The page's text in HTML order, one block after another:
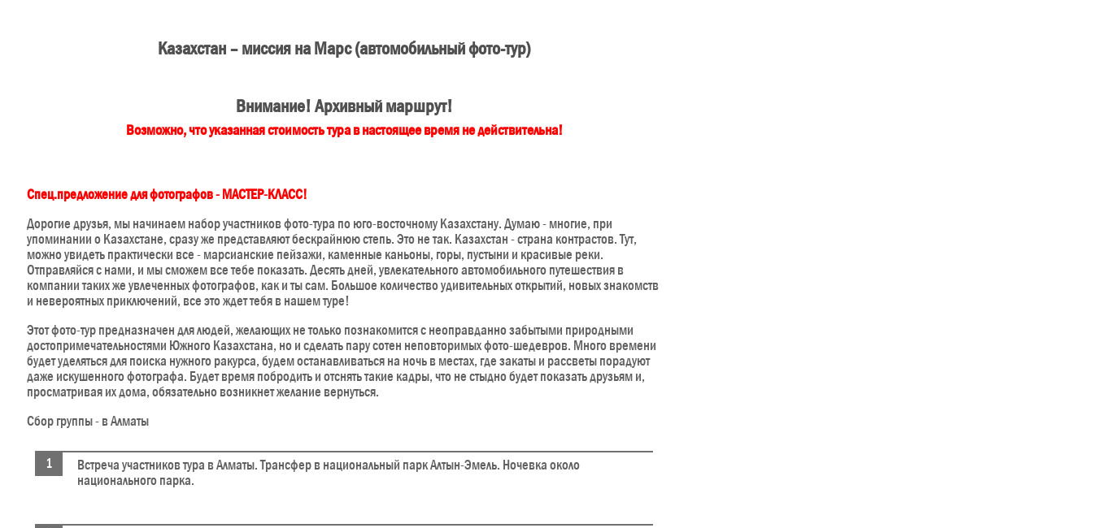
Казахстан – миссия на Марс (автомобильный фото-тур)
Внимание! Архивный маршрут!
Возможно, что указанная стоимость тура в настоящее время не действительна!
Спец.предложение для фотографов - МАСТЕР-КЛАСС!
Дорогие друзья, мы начинаем набор участников фото-тура по юго-восточному Казахстану. Думаю - многие, при
упоминании о Казахстане, сразу же представляют бескрайнюю степь. Это не так. Казахстан - страна контрастов. Тут,
можно увидеть практически все - марсианские пейзажи, каменные каньоны, горы, пустыни и красивые реки.
Отправляйся с нами, и мы сможем все тебе показать. Десять дней, увлекательного автомобильного путешествия в
компании таких же увлеченных фотографов, как и ты сам. Большое количество удивительных открытий, новых знакомств
и невероятных приключений, все это ждет тебя в нашем туре!
Этот фото-тур предназначен для людей, желающих не только познакомится с неоправданно забытыми природными
достопримечательностями Южного Казахстана, но и сделать пару сотен неповторимых фото-шедевров. Много времени
будет уделяться для поиска нужного ракурса, будем останавливаться на ночь в местах, где закаты и рассветы порадуют
даже искушенного фотографа. Будет время побродить и отснять такие кадры, что не стыдно будет показать друзьям и,
просматривая их дома, обязательно возникнет желание вернуться.
Сбор группы - в Алматы
Встреча участников тура в Алматы. Трансфер в национальный парк Алтын-Эмель. Ночевка около
национального парка.